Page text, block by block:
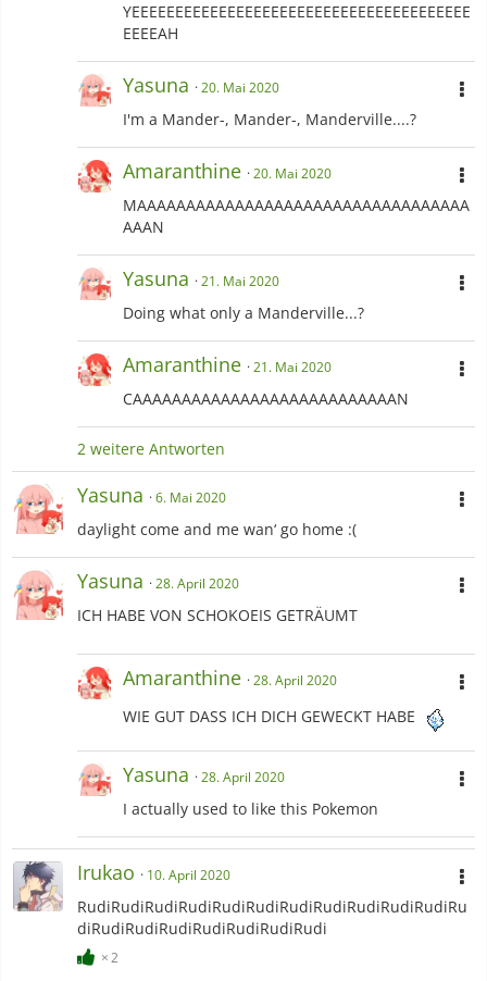
YEEEEEEEEEEEEEEEEEEEEEEEEEEEEEEEEEEEEEEE
EEEEAH
Yasuna 20. Mai 2020
I'm a Mander-, Mander-, Manderville....?
Amaranthine 20. Mai 2020
MAAAAAAAAAAAAAAAAAAAAAAAAAAAAAAAAAA
AAAN
Yasuna 21. Mai 2020
Doing what only a Manderville...?
Amaranthine 21. Mai 2020
CAAAAAAAAAAAAAAAAAAAAAAAAAAAN
2 weitere Antworten
Yasuna 6. Mai 2020
daylight come and me wan‘ go home :(
Yasuna 28. April 2020
ICH HABE VON SCHOKOEIS GETRÄUMT
Amaranthine 28. April 2020
WIE GUT DASS ICH DICH GEWECKT HABE
Yasuna 28. April 2020
I actually used to like this Pokemon
Irukao 10. April 2020
RudiRudiRudiRudiRudiRudiRudiRudiRudiRudiRudiRu
diRudiRudiRudiRudiRudiRudiRudi
2